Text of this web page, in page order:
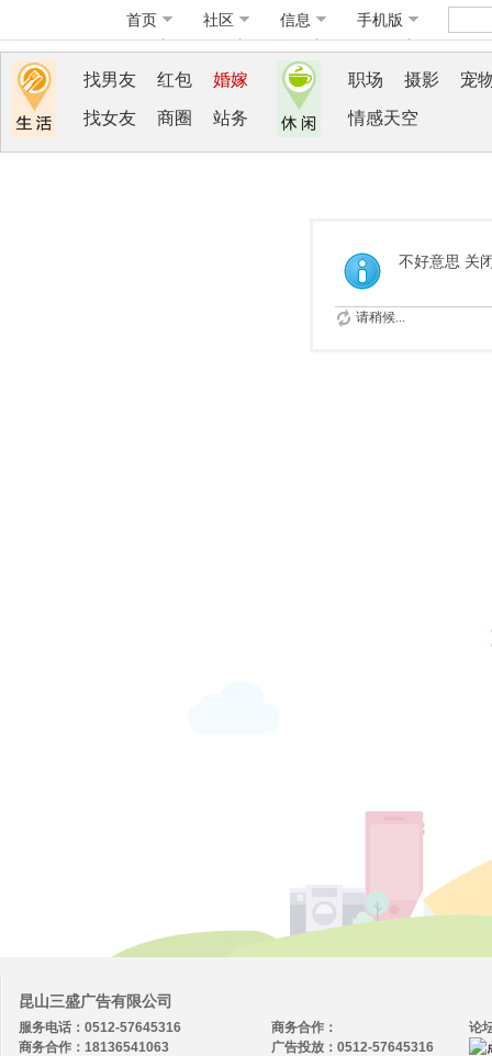
首页 社区 信息 手机版
找男友 红包 婚嫁
找女友 商圈 站务
职场 摄影 宠
情感天空
不好意思 关
请稍候...
昆山三盛广告有限公司
服务电话：0512-57645316
商务合作：18136541063
论
商务合作：
广告投放：0512-57645316